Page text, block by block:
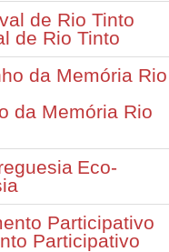
de Rio Tinto
da Memória Rio
Eco-
Participativo